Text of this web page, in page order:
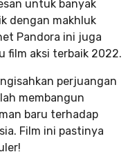
untuk banyak
dengan makhluk
Pandora ini juga
film aksi terbaik 2022.
perjuangan
membangun
baru terhadap
Film ini pastinya